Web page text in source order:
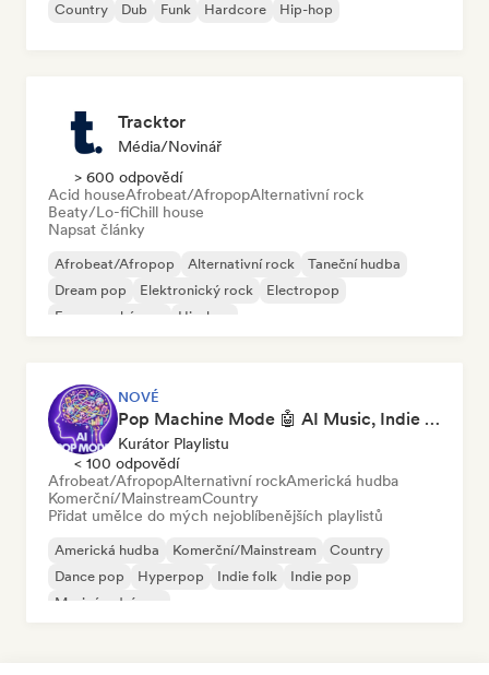
Country
Dub Funk Hardcore Hip-hop
Tracktor
Média/novinář
> 600 odpovědí
Acid houseAfrobeat/AfropopAlternativní rock
Beaty/Lo-fiChill house
Napsat články
Afrobeat/Afropop Alternativní rock
Taneční hudba
Dream pop
Elektronický rock
Electropop
Francouzský pop
Hip-hop
NOVÉ
Pop Machine Mode 🤖 AI Music, Indie Pop & Dream Pop
Kurátor Playlistu
< 100 odpovědí
Afrobeat/AfropopAlternativní rockAmerická hudba
Komerční/MainstreamCountry
Přidat umělce do mých nejoblíbenějších playlistů
Americká hudba Komerční/Mainstream
Country
Dance pop
Hyperpop Indie folk
Indie pop
Mezinárodní pop